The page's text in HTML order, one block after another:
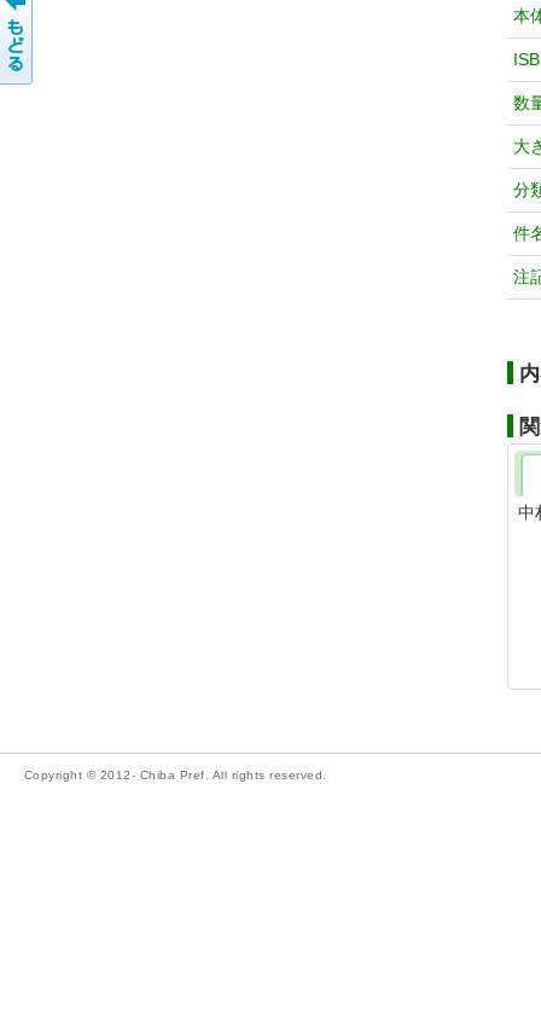
本
数
大
分
件
注
中
Copyright © 2012- Chiba Pref. All rights reserved.